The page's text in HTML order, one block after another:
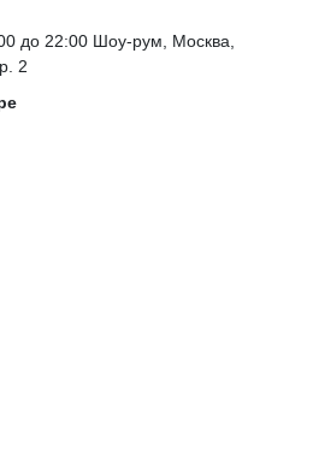
до 22:00 Шоу-рум, Москва,
2